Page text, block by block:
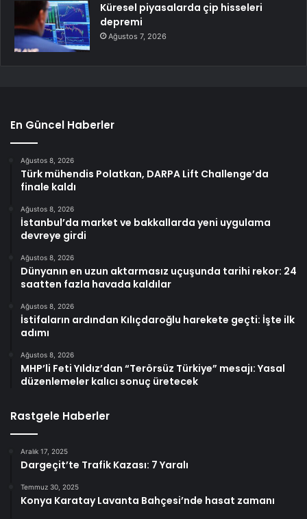
Küresel piyasalarda çip hisseleri
depremi
Ağustos 7, 2026
En Güncel Haberler
Ağustos 8, 2026
Türk mühendis Polatkan, DARPA Lift Challenge’da
finale kaldı
Ağustos 8, 2026
İstanbul’da market ve bakkallarda yeni uygulama
devreye girdi
Ağustos 8, 2026
Dünyanın en uzun aktarmasız uçuşunda tarihi rekor: 24
saatten fazla havada kaldılar
Ağustos 8, 2026
İstifaların ardından Kılıçdaroğlu harekete geçti: İşte ilk
adımı
Ağustos 8, 2026
MHP’li Feti Yıldız’dan “Terörsüz Türkiye” mesajı: Yasal
düzenlemeler kalıcı sonuç üretecek
Rastgele Haberler
Aralık 17, 2025
Dargeçit’te Trafik Kazası: 7 Yaralı
Temmuz 30, 2025
Konya Karatay Lavanta Bahçesi’nde hasat zamanı